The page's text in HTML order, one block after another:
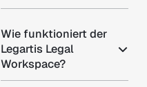
Wie funktioniert der
Legartis Legal
Workspace?